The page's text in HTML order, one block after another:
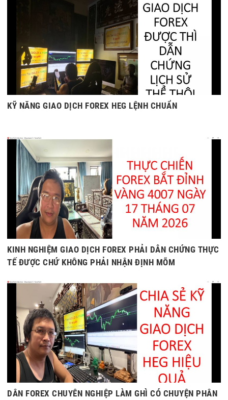
KỸ NĂNG GIAO DỊCH FOREX HEG LỆNH CHUẨN
KINH NGHIỆM GIAO DỊCH FOREX PHẢI DẪN CHỨNG THỰC
TẾ ĐƯỢC CHỨ KHÔNG PHẢI NHẬN ĐỊNH MÕM
DÂN FOREX CHUYÊN NGHIỆP LÀM GHÌ CÓ CHUYỆN PHÂN